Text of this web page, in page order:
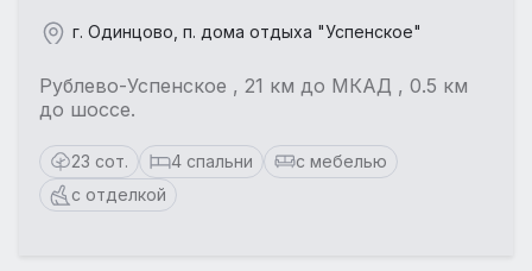
г. Одинцово, п. дома отдыха "Успенское"
Рублево-Успенское , 21 км до МКАД , 0.5 км
до шоссе.
23 сот. 4 спальни
с мебелью
с отделкой